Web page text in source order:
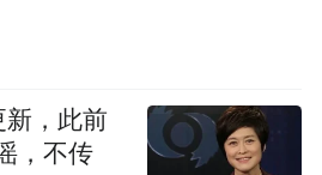
在。原材料涨价带来的单
实打实的挑战，蔚来能否
，此前
，不传